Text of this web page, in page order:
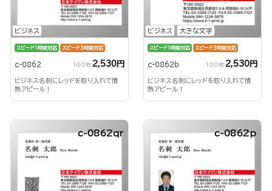
ビジネス
スピード1時間対応 スピード3時間対応
c-0862 100枚 2,530円
ビジネス名刺にレッドを取り入れて情
熱アピール！
ビジネス 大きな文字
スピード1時間対応 スピード3時間対応
c-0862b 100枚 2,530円
ビジネス名刺にレッドを取り入れて情
熱アピール！
c-0862qr c-0862p